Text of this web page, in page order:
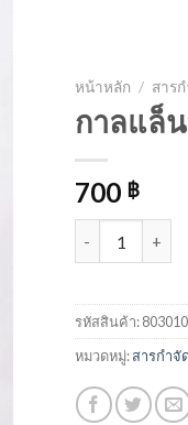
หน้าหลัก / สาร
กาลแล็
700 ฿
จำนวน กาลแล็
รหัสสินค้า:
หมวดหมู่:สารกำจั